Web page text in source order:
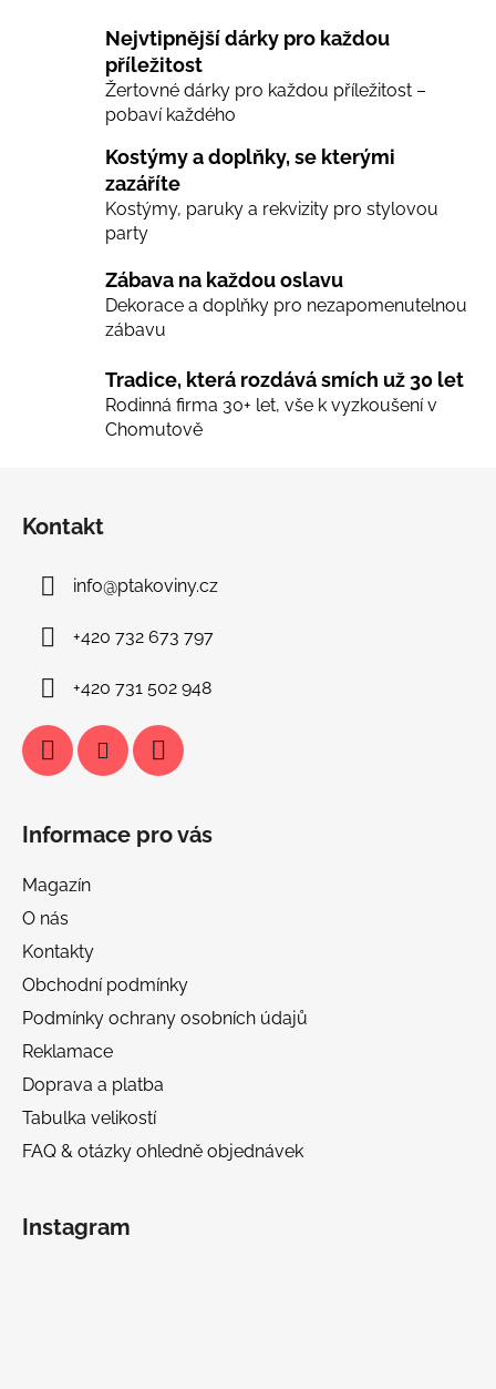
l
d
í
r
y
v
i
s
Nejvtipnější dárky pro každou
příležitost
Žertovné dárky pro každou příležitost –
pobaví každého
Kostýmy a doplňky, se kterými
zazáříte
Kostýmy, paruky a rekvizity pro stylovou
party
Zábava na každou oslavu
Dekorace a doplňky pro nezapomenutelnou
zábavu
Tradice, která rozdává smích už 30 let
Rodinná firma 30+ let, vše k vyzkoušení v
Chomutově
Kontakt
info@ptakoviny.cz
+420 732 673 797
+420 731 502 948
Informace pro vás
Magazín
O nás
Kontakty
Obchodní podmínky
Podmínky ochrany osobních údajů
Reklamace
Doprava a platba
Tabulka velikostí
FAQ & otázky ohledně objednávek
Instagram